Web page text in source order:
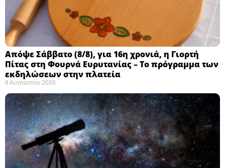
Απόψε Σάββατο (8/8), για 16η χρονιά, η Γιορτή
Πίτας στη Φουρνά Ευρυτανίας – Το πρόγραμμα των
εκδηλώσεων στην πλατεία
8 Αυγούστου 2026